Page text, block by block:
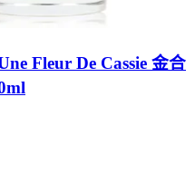
Fleur De Cassie 金合